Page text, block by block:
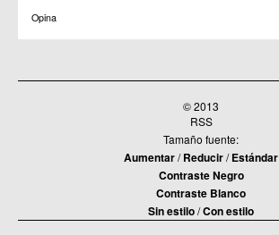
Opina
© 2013
RSS
Tamaño fuente:
Aumentar/Reducir/Estándar
Contraste Negro
Contraste Blanco
Sin estilo/Con estilo